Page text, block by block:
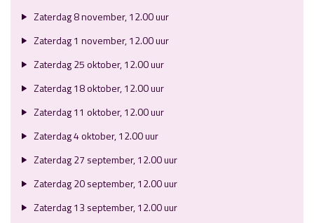
Zaterdag 8 november, 12.00 uur
Zaterdag 1 november, 12.00 uur
Zaterdag 25 oktober, 12.00 uur
Zaterdag 18 oktober, 12.00 uur
Zaterdag 11 oktober, 12.00 uur
Zaterdag 4 oktober, 12.00 uur
Zaterdag 27 september, 12.00 uur
Zaterdag 20 september, 12.00 uur
Zaterdag 13 september, 12.00 uur